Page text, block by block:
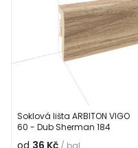
Soklová lišta ARBITON VIGO
60 - Dub Sherman 184
od 36 Kč / bal